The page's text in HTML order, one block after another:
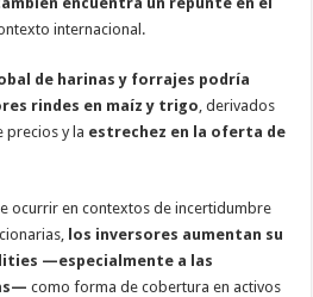
internacional.
de harinas y forrajes podría
rindes en maíz y trigo , derivados
precios y la estrechez en la oferta de
ocurrir en contextos de incertidumbre
los inversores aumentan su
—especialmente a las
como forma de cobertura en activos